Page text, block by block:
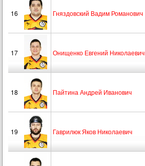
16 Гняздовский Вадим Романович
17 Онищенко Евгений Николаевич
18 Пайтина Андрей Иванович
19 Гаврилюк Яков Николаевич